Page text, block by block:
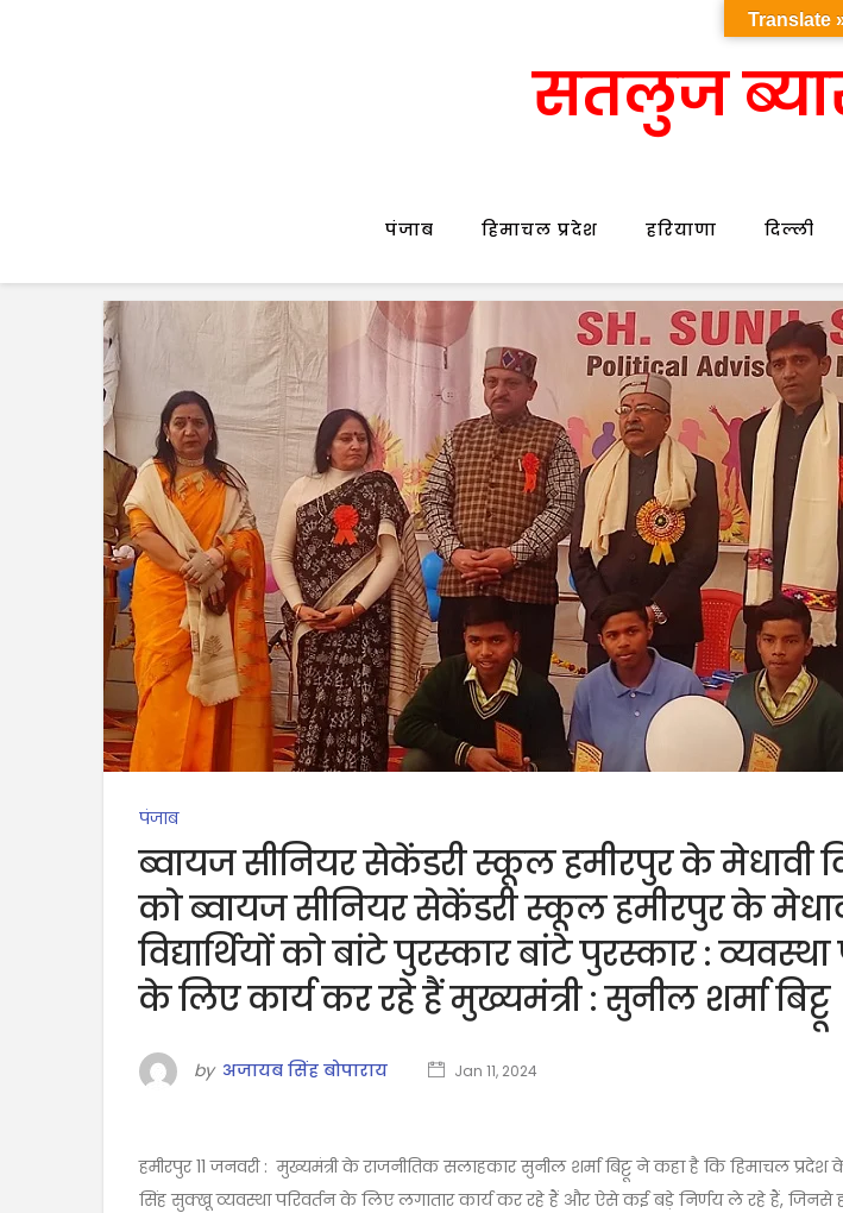
सतलुज
पंजाब हिमाचल प्रदेश हरियाणा दिल्ली
पंजाब
ब्वायज सीनियर सेकेंडरी स्कूल हमीरपुर के मेधावी
को ब्वायज सीनियर सेकेंडरी स्कूल हमीरपुर के
विद्यार्थियों को बांटे पुरस्कार बांटे पुरस्कार : व्यवस्था
के लिए कार्य कर रहे हैं मुख्यमंत्री : सुनील शर्मा बिट्टू
by अजायब सिंह बोपाराय Jan 11, 2024
हमीरपुर 11 जनवरी : मुख्यमंत्री के राजनीतिक सलाहकार सुनील शर्मा बिट्टू ने कहा है कि हिमाचल
सिंह सुक्खू व्यवस्था परिवर्तन के लिए लगातार कार्य कर रहे हैं और ऐसे कई बड़े निर्णय ले रहे हैं, जिनसे
Translate